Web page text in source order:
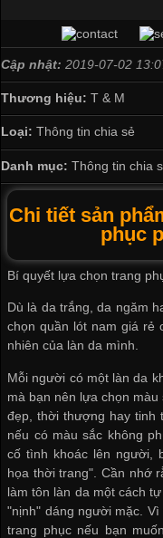
Cập nhật: 2019-07-02
Thương hiệu: T & M
Loại: Thông tin chia sẻ
Danh mục: Thông tin chia
Chi tiết sản
phục
Bí quyết lựa chọn trang
Dù là da trắng, da ngăm
chọnquần lót nam giá rẻ
nhiên của làn da mình.
Mỗi người có một làn da
mà bạn nên lựa chọn
đẹp, thời thượng hay tinh
nếu có màu sắc không
cố tình khoác lên người,
họa thời trang". Cần nhớ
làm tôn làn da một cách
"nịnh" dáng người mặc.
trang phục nếu bạn